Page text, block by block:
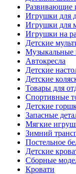
Развивающие
Игрушки для
Игрушки для
Игрушки на
Детские
Музыкальные
Автокресла
Детские
Детские
Товары для
Спортивные
Детские
Запасные
Мягкие
Зимний
Постельное
Детские
Сборные
Кровати